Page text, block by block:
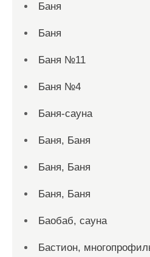
Баня
Баня
Баня №11
Баня №4
Баня-сауна
Баня, Баня
Баня, Баня
Баня, Баня
Баобаб, сауна
Бастион,